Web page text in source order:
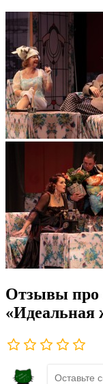
Отзывы про
«Идеальная